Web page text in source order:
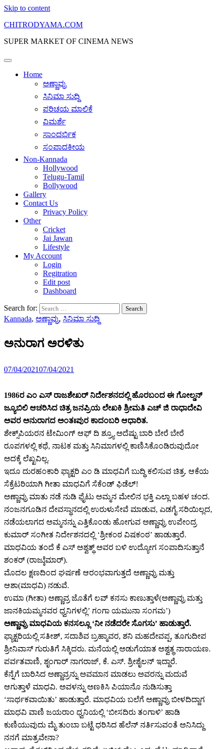
Skip to content
CHITRODYAMA.COM
SUPER MARKET OF CINEMA NEWS
Home
ಅಣ್ಣಾವ್ರು
ಸಿನಿಮಾ ಸುದ್ದಿ
ಪರಿಚಯ ಮಾಲಿಕೆ
ವಿಮರ್ಶೆ
ಸಾಂದರ್ಭಿಕ
ಸಂಪಾದಕೀಯ
Non-Kannada
Hollywood
Telugu-Tamil
Bollywood
Gallery
Contact Us
Privacy Policy
Other
Cricket
Jai Jawan
Lifestyle
My Account
Login
Regitration
Edit post
Dashboard
Search for:
Kannada, ಅಣ್ಣಾವ್ರು, ಸಿನಿಮಾ ಸುದ್ದಿ
ಅನುರಾಗ ಅರಳಿತು
07/04/202107/04/2021
1986ರ ಎಂ ಎಸ್ ರಾಜಶೇಖರ್ ನಿರ್ದೇಶನದಲ್ಲಿ ಹೊರಬಂದ ಈ ಗೋಲ್ಡನ್
ಜ್ಯೂಬಿಲಿ ಆಚರಿಸಿದ ಚಿತ್ರ ಜನಪ್ರಿಯ ಲೇಖಕಿ ಶ್ರೀಮತಿ ಎಚ್ ಜಿ ರಾಧಾದೇವಿ
ಅವರ ಅನುರಾಗದ ಅಂತಃಪುರ ಕಾದಂಬರಿ ಆಧಾರಿತ.
ಶೇಕ್ಸ್‌ಪಿಯರನ ಟೇಮಿಂಗ್ ಆಫ್ ದಿ ಶ್ರ್ಯೂ ಅದೆಷ್ಟು ಬಾರಿ ಬೇರೆ ಬೇರೆ
ರೂಪಗಳಲ್ಲಿ ಕಥೆ, ನಾಟಕ ಮತ್ತು ಸಿನಿಮಾಗಳಲ್ಲಿ ಕಾಣಿಸಿಕೊಂಡಿರುವುದೋ
ಅದಕ್ಕೆ ಲೆಖ್ಖವಿಲ್ಲ.
ಇದೂ ದುರಹಂಕಾರಿ ಫ್ಯಾಕ್ಟರಿ ಎಂ ಡಿ ಮಾಧವಿಗೆ ಬುದ್ಧಿ ಕಲಿಸುವ ಚಿತ್ರ. ಆಕೆಯ
ಸೆಕ್ರೆಟರಿಯಾಗಿ ಗೀತಾ ಮಾಧವಿಗೆ ಸೆಕೆಂಡ್ ಫಿಡೆಲ್!
ಅಣ್ಣಾವ್ರು ಮಾತು ನಡೆ ನುಡಿ ಫೈಟು ಅಮ್ಮನ ಮೇಲಿನ ಭಕ್ತಿ ಎಲ್ಲಾ ಬಹಳ ಚಂದ.
ನಂಜನಗೂಡಿನ ದೇವಸ್ಥಾನದಲ್ಲಿ ಉರುಳುಸೇವೆ ಮಾಡುವ, ಎಡಗೈ ಸರಿಯಿಲ್ಲದ,
ನಡೆಯಲಾಗದ ಅಮ್ಮನನ್ನು ಎತ್ತಿಕೊಂಡು ಹೋಗುವ ಅಣ್ಣಾವ್ರು ಉಪೇಂದ್ರ
ಕುಮಾರ್ ಸಂಗೀತ ನಿರ್ದೇಶನದಲ್ಲಿ ‘ಶ್ರೀಕಂಠ ವಿಷಕಂಠ’ ಹಾಡುತ್ತಾರೆ.
ಮಾಧವಿಯ ತಂದೆ ಕೆ ಎಸ್ ಅಶ್ವತ್ಥ್ ಅವರ ಬಳಿ ಉದ್ಯೋಗ ಸಂಪಾದಿಸುತ್ತಾನೆ
ಶಂಕರ್ (ರಾಜ್ಕುೆಮಾರ್).
ಮೊದಲ ಕ್ಷಣದಿಂದ ಘರ್ಷಣೆ ಆರಂಭವಾಗುತ್ತದೆ ಅಣ್ಣಾವ್ರು ಮತ್ತು
ಆಶಾ(ಮಾಧವಿ) ನಡುವೆ.
ಉಮಾ (ಗೀತಾ) ಅಣ್ಣಾವ್ರ ಜೊತೆಗೆ ಲವ್ ಕನಸು ಕಾಣುತ್ತಾಳೆ(ಅಣ್ಣಾವ್ರು ಮತ್ತು
ಜಾನಕಿಯಮ್ಮನವರ ಧ್ವನಿಗಳಲ್ಲಿ’ ಗಂಗಾ ಯಮುನಾ ಸಂಗಮ’)
ಅಣ್ಣಾವ್ರು ಮಾಧವಿಯ ಕನಸಲ್ಲೂ ‘ನೀ ನಡೆದರೇ ಸೊಗಸು’ ಹಾಡುತ್ತಾರೆ.
ಫ್ಯಾಕ್ಟರಿಯಲ್ಲಿ ಸತೀಶ್, ಸದಾಶಿವ ಬ್ರಹ್ಮಾವರ, ಶನಿ ಮಹದೇವಪ್ಪ, ತೂಗುದೀಪ
ಶ್ರೀನಿವಾಸ್ ಗುರುತಿಗೆ ಸಿಕ್ಕಿದರು. ಮನೆಯಲ್ಲಿ ಅಡುಗೆಯಾತ ಅಶ್ವತ್ಥ ನಾರಾಯಣ.
ಪರ್ವತವಾಣಿ, ಶೃಂಗಾರ್ ನಾಗರಾಜ್, ಕೆ. ಎಸ್. ಶ್ರೀಶೈಲನ್ ಇದ್ದಾರೆ.
ಕೆನ್ನೆಗೆ ಬಾರಿಸಿದ ಅಣ್ಣಾವ್ರನ್ನು ಅವಮಾನ ಮಾಡಲು ಅವರನ್ನು ಮದುವೆ
ಆಗುತ್ತಾಳೆ ಮಾಧವಿ. ಅವಳನ್ನು ಅಣಕಿಸಿ ಪಿಯಾನೊ ನುಡಿಸುತ್ತಾ
‘ಸಾರ್ಥಕವಾಯಿತು’ ಹಾಡುತ್ತಾರೆ. ಮಾಧವಿಯ ಬಲೆಗೆ ಅಣ್ಣಾವ್ರು ಬೀಳದಿದ್ದಾಗ
ಮಾಧವಿ ವಾಣಿ ಜಯರಾಂ ಧ್ವನಿಯಲ್ಲಿ ‘ಬೀಸದಿರು ತಂಗಾಳಿ’ ಹಾಡಿ
ಕುಣಿಯುವುದು ಮೈ ತುಂಬಾ ಬಟ್ಟೆ ಧರಿಸಿದ ಹೆಲೆನ್ ನರ್ತಿಸುವಂತೆ ಅನಿಸಿದ್ದು
ನನಗೆ ಮಾತ್ರವೇನಾ?